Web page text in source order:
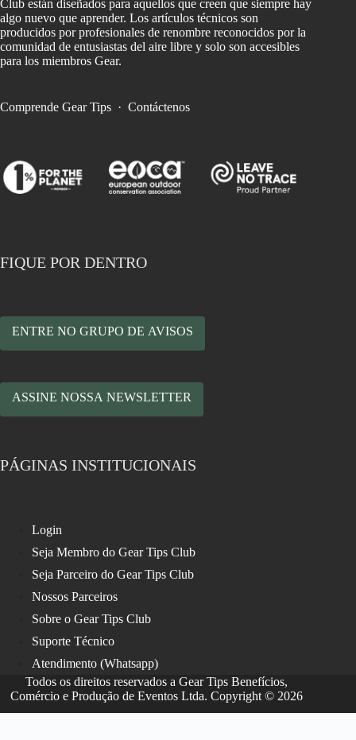
Club están diseñados para aquellos que creen que siempre hay
algo nuevo que aprender. Los artículos técnicos son
producidos por profesionales de renombre reconocidos por la
comunidad de entusiastas del aire libre y solo son accesibles
para los miembros Gear.
Comprende Gear Tips · Contáctenos
FIQUE POR DENTRO
ENTRE NO GRUPO DE AVISOS
ASSINE NOSSA NEWSLETTER
PÁGINAS INSTITUCIONAIS
Login
Seja Membro do Gear Tips Club
Seja Parceiro do Gear Tips Club
Nossos Parceiros
Sobre o Gear Tips Club
Suporte Técnico
Atendimento (Whatsapp)
Todos os direitos reservados a Gear Tips Benefícios,
Comércio e Produção de Eventos Ltda. Copyright © 2026